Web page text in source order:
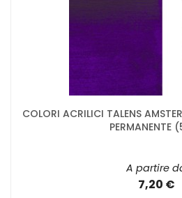
COLORI ACRILICI TALENS
PERMANENTE
A partire
7,20 €